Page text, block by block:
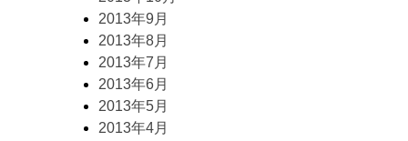
2013年9月
2013年8月
2013年7月
2013年6月
2013年5月
2013年4月